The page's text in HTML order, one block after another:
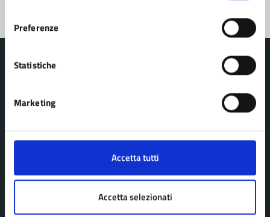
Preferenze
Statistiche
Marketing
Accetta tutti
Accetta selezionati
Comune di Pavullo nel Frignano
AMMINISTRAZIONE
Personale amministrativo